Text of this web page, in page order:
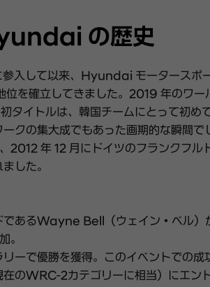
の歴史
入して以来、Hyundai モータースポ
位を確立してきました。2019 年のワー
タイトルは、韓国チームにとって初め
クの集大成でもあった画期的な瞬間で
年 12 月にドイツのフランクフル
した。
であるWayne Bell（ウェイン・ベル）
。
ーで優勝を獲得。このイベントでの成
在のWRC-2カテゴリーに相当）にエン